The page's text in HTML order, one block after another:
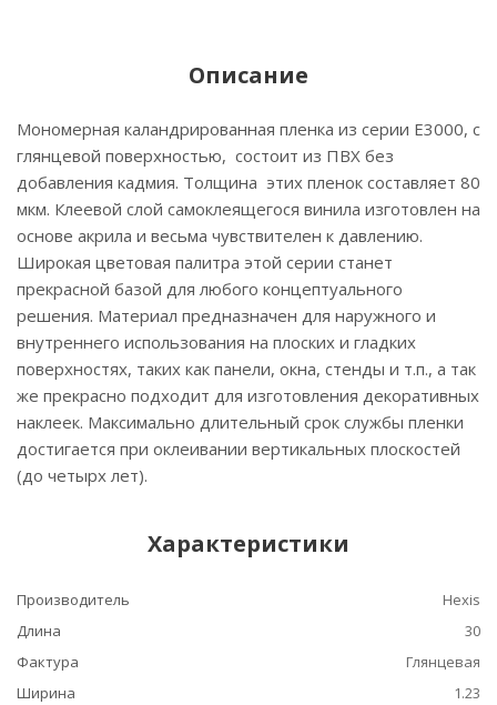
Описание
Мономерная каландрированная пленка из серии Е3000, с
глянцевой поверхностью, состоит из ПВХ без
добавления кадмия. Толщина этих пленок составляет 80
мкм. Клеевой слой самоклеящегося винила изготовлен на
основе акрила и весьма чувствителен к давлению.
Широкая цветовая палитра этой серии станет
прекрасной базой для любого концептуального
решения. Материал предназначен для наружного и
внутреннего использования на плоских и гладких
поверхностях, таких как панели, окна, стенды и т.п., а так
же прекрасно подходит для изготовления декоративных
наклеек. Максимально длительный срок службы пленки
достигается при оклеивании вертикальных плоскостей
(до четырх лет).
Характеристики
Производитель
Hexis
Длина
30
Фактура
Глянцевая
Ширина
1.23